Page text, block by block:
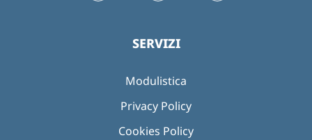
SERVIZI
Modulistica
Privacy Policy
Cookies Policy